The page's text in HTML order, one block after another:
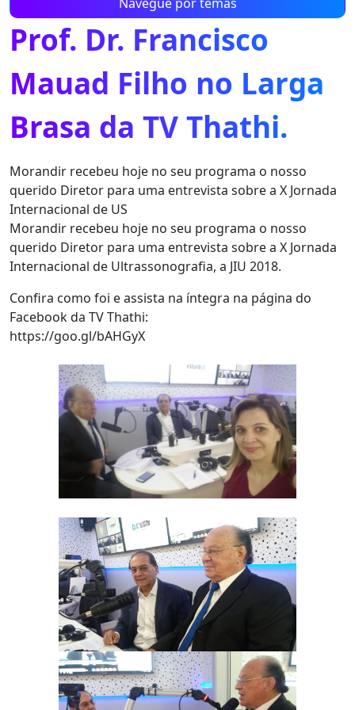
Navegue por temas
Prof. Dr. Francisco
Mauad Filho no Larga
Brasa da TV Thathi.
Morandir recebeu hoje no seu programa o nosso
querido Diretor para uma entrevista sobre a X Jornada
Internacional de US
Morandir recebeu hoje no seu programa o nosso
querido Diretor para uma entrevista sobre a X Jornada
Internacional de Ultrassonografia, a JIU 2018.
Confira como foi e assista na íntegra na página do
Facebook da TV Thathi:
https://goo.gl/bAHGyX